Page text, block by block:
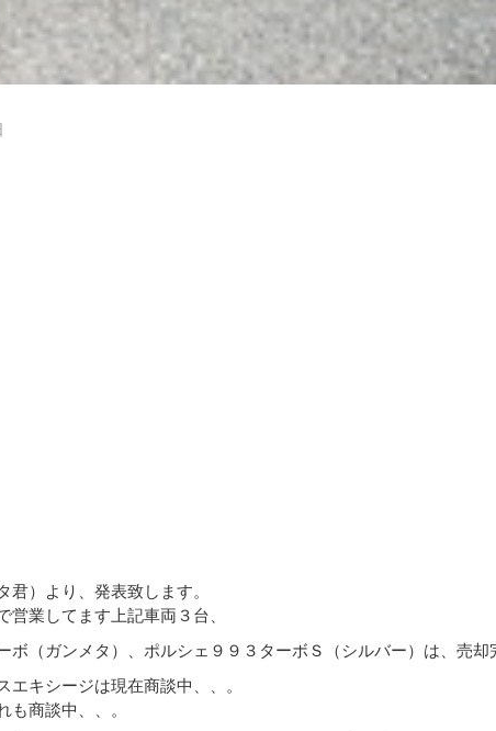
）より、発表致します。
業してます上記車両３台、
ボ（ガンメタ）、ポルシェ９９３ターボＳ（シルバー）は、売却
キシージは現在商談中、、。
商談中、、。